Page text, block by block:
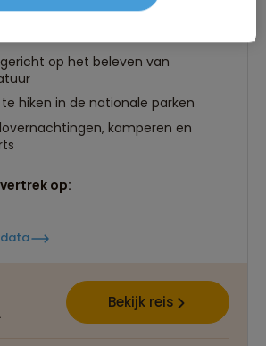
op het beleven van
hiken in de nationale parken
kamperen en
op:
Bekijk reis